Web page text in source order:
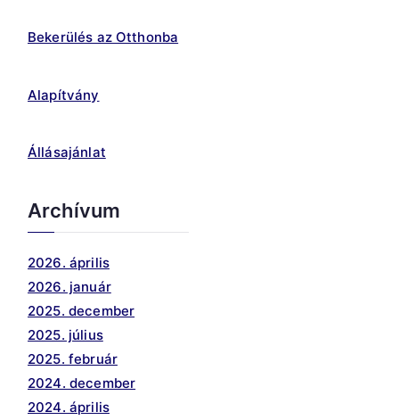
Bekerülés az Otthonba
Alapítvány
Állásajánlat
Archívum
2026. április
2026. január
2025. december
2025. július
2025. február
2024. december
2024. április